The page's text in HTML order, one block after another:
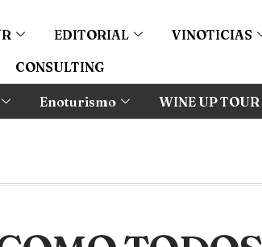
EDITORIAL VINOTICIAS
CONSULTING
Enoturismo WINE UP TOUR